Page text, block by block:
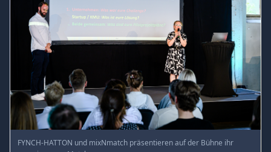
FYNCH-HATTON und mixNmatch präsentieren auf der Bühne ihr